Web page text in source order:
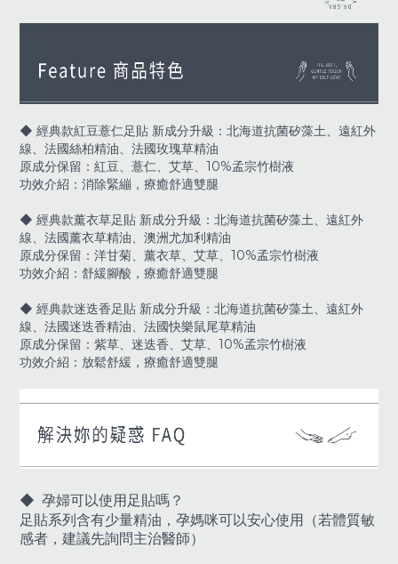
◆ 經典款紅豆薏仁足貼 新成分升級：北海道抗菌矽藻土、遠紅外
線、法國絲柏精油、法國玫瑰草精油
原成分保留：紅豆、薏仁、艾草、10%孟宗竹樹液
功效介紹：消除緊繃，療癒舒適雙腿
◆ 經典款薰衣草足貼 新成分升級：北海道抗菌矽藻土、遠紅外
線、法國薰衣草精油、澳洲尤加利精油
原成分保留：洋甘菊、薰衣草、艾草、10%孟宗竹樹液
功效介紹：舒緩腳酸，療癒舒適雙腿
◆ 經典款迷迭香足貼 新成分升級：北海道抗菌矽藻土、遠紅外
線、法國迷迭香精油、法國快樂鼠尾草精油
原成分保留：紫草、迷迭香、艾草、10%孟宗竹樹液
功效介紹：放鬆舒緩，療癒舒適雙腿
◆ 孕婦可以使用足貼嗎？
足貼系列含有少量精油，孕媽咪可以安心使用（若體質敏
感者，建議先詢問主治醫師）